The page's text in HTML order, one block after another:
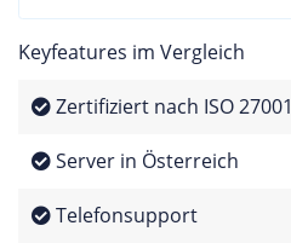
Keyfeatures im Vergleich
Zertifiziert nach ISO 27001
Server in Österreich
Telefonsupport